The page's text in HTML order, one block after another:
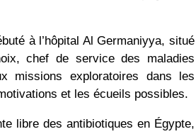
à l’hôpital Al Germaniyya, situé
chef de service des maladies
missions exploratoires dans les
et les écueils possibles.
libre des antibiotiques en Égypte,